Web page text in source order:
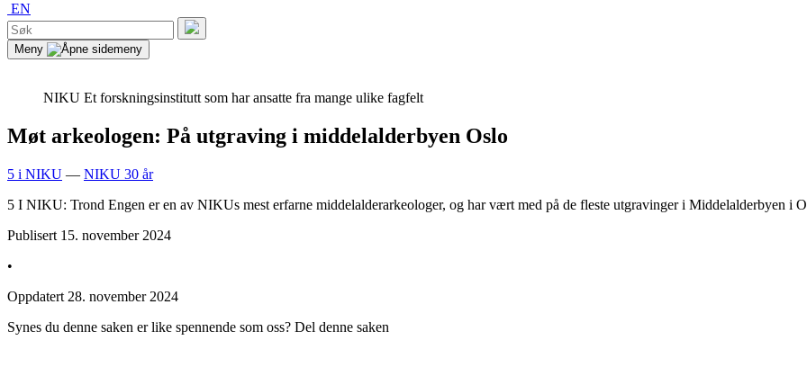
EN
Søk
etter:
Søk
Meny
NIKU Et forskningsinstitutt som har ansatte fra mange ulike fagfelt
Møt arkeologen: På utgraving i middelalderbyen Oslo
5 i NIKU — NIKU 30 år
5 I NIKU: Trond Engen er en av NIKUs mest erfarne middelalderarkeologer, og har vært med på de fleste utgravinger i Middelalderbyen i
Publisert 15. november 2024
•
Oppdatert 28. november 2024
Synes du denne saken er like spennende som oss? Del denne saken